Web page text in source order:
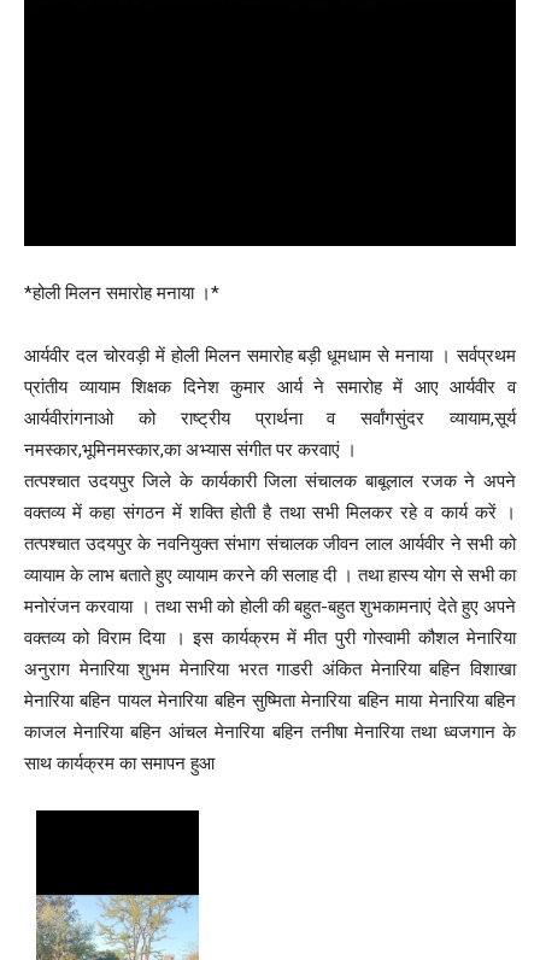
*होली मिलन समारोह मनाया ।*
आर्यवीर दल चोरवड़ी में होली मिलन समारोह बड़ी धूमधाम से मनाया । सर्वप्रथम
प्रांतीय व्यायाम शिक्षक दिनेश कुमार आर्य ने समारोह में आए आर्यवीर व
आर्यवीरांगनाओ को राष्ट्रीय प्रार्थना व सर्वांगसुंदर व्यायाम,सूर्य
नमस्कार,भूमिनमस्कार,का अभ्यास संगीत पर करवाएं ।
तत्पश्चात उदयपुर जिले के कार्यकारी जिला संचालक बाबूलाल रजक ने अपने
वक्तव्य में कहा संगठन में शक्ति होती है तथा सभी मिलकर रहे व कार्य करें ।
तत्पश्चात उदयपुर के नवनियुक्त संभाग संचालक जीवन लाल आर्यवीर ने सभी को
व्यायाम के लाभ बताते हुए व्यायाम करने की सलाह दी । तथा हास्य योग से सभी का
मनोरंजन करवाया । तथा सभी को होली की बहुत-बहुत शुभकामनाएं देते हुए अपने
वक्तव्य को विराम दिया । इस कार्यक्रम में मीत पुरी गोस्वामी कौशल मेनारिया
अनुराग मेनारिया शुभम मेनारिया भरत गाडरी अंकित मेनारिया बहिन विशाखा
मेनारिया बहिन पायल मेनारिया बहिन सुष्मिता मेनारिया बहिन माया मेनारिया बहिन
काजल मेनारिया बहिन आंचल मेनारिया बहिन तनीषा मेनारिया तथा ध्वजगान के
साथ कार्यक्रम का समापन हुआ